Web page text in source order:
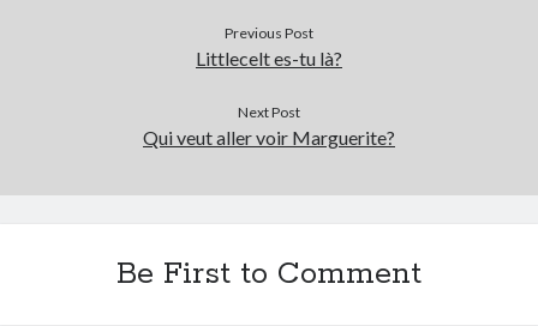
Previous Post
Littlecelt es-tu là?
Next Post
Qui veut aller voir Marguerite?
Be First to Comment